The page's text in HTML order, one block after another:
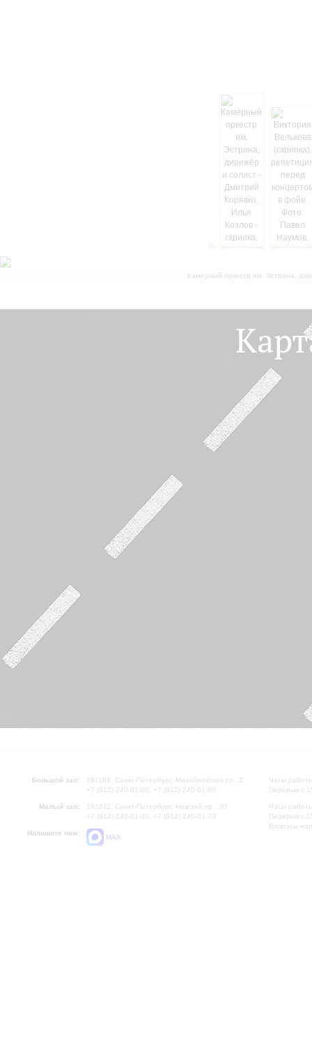
Камерный оркестр им. Эстрина,
Большой зал:
191186, Санкт-Петербург, Михайловская ул., 2
+7 (812) 240-01-00, +7 (812) 240-01-80
Малый зал:
191011, Санкт-Петербург, Невский пр., 30
+7 (812) 240-01-00, +7 (812) 240-01-70
Напишите нам:
MAX
Часы
Перерыв с
Часы
Перерыв с
Вопросы